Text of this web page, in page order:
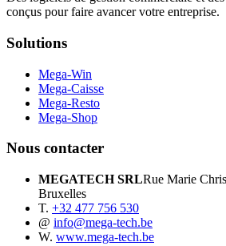
conçus pour faire avancer votre entreprise.
Solutions
Mega-Win
Mega-Caisse
Mega-Resto
Mega-Shop
Nous contacter
MEGATECH SRLRue Marie
Bruxelles
T. +32 477 756 530
@ info@mega-tech.be
W. www.mega-tech.be